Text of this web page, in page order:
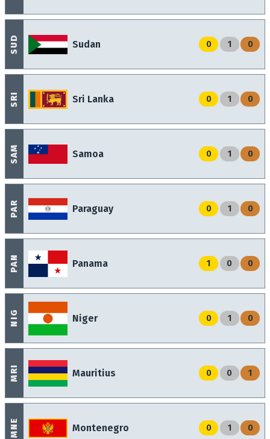
MNE Montenegro 0 1 0
MRI Mauritius 0 0 1
NIG Niger 0 1 0
PAN Panama 1 0 0
PAR Paraguay 0 1 0
SAM Samoa 0 1 0
SRI Sri Lanka 0 1 0
SUD Sudan 0 1 0